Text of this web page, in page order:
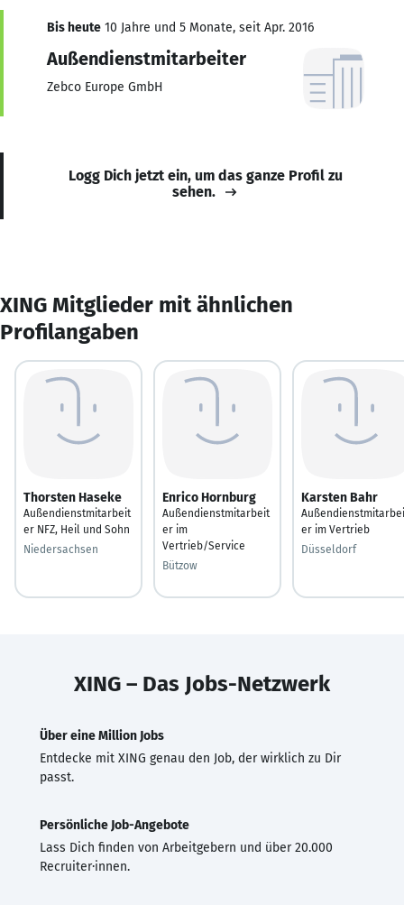
Bis heute 10 Jahre und 5 Monate, seit Apr. 2016
Außendienstmitarbeiter
Zebco Europe GmbH
Logg Dich jetzt ein, um das ganze Profil zu
sehen.
XING Mitglieder mit ähnlichen
Profilangaben
Thorsten Haseke
Außendienstmitarbeit
er NFZ, Heil und Sohn
Niedersachsen
Enrico Hornburg
Außendienstmitarbeit
er im
Vertrieb/Service
Bützow
Karsten Bahr
er im Vertrieb
Düsseldorf
XING – Das Jobs-Netzwerk
Über eine Million Jobs
Entdecke mit XING genau den Job, der wirklich zu Dir
passt.
Persönliche Job-Angebote
Lass Dich finden von Arbeitgebern und über 20.000
Recruiter·innen.